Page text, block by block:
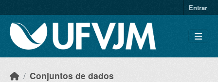
Entrar
Conjuntos de dados